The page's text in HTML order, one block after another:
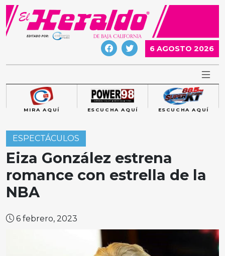
Skip
content
6 AGOSTO 2026
MIRA AQUÍ ESCUCHA AQUÍ ESCUCHA AQUÍ
ESPECTÁCULOS
Eiza González estrena
romance con estrella de la
NBA
6 febrero, 2023